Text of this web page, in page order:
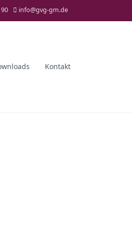
info@gvg-gm.de
Kontakt